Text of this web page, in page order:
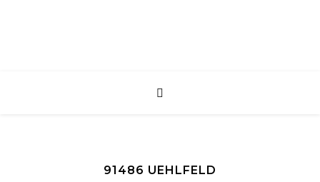
91486 UEHLFELD